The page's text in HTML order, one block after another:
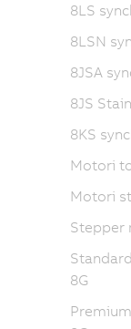
8LS
8LSN
8JSA
8JS
8KS
Motori
Motori
Stepper
8G